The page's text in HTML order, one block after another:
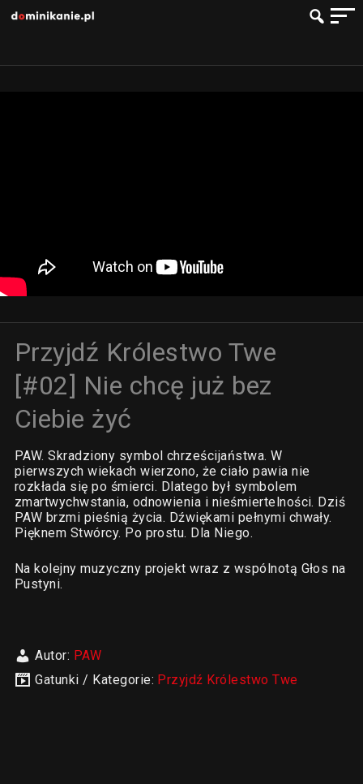
Przyjdź Królestwo Twe
[#02] Nie chcę już bez
Ciebie żyć
PAW. Skradziony symbol chrześcijaństwa. W
pierwszych wiekach wierzono, że ciało pawia nie
rozkłada się po śmierci. Dlatego był symbolem
zmartwychwstania, odnowienia i nieśmiertelności. Dziś
PAW brzmi pieśnią życia. Dźwiękami pełnymi chwały.
Pięknem Stwórcy. Po prostu. Dla Niego.
Na kolejny muzyczny projekt wraz z wspólnotą Głos na
Pustyni.
Autor: PAW
Gatunki / Kategorie: Przyjdź Królestwo Twe